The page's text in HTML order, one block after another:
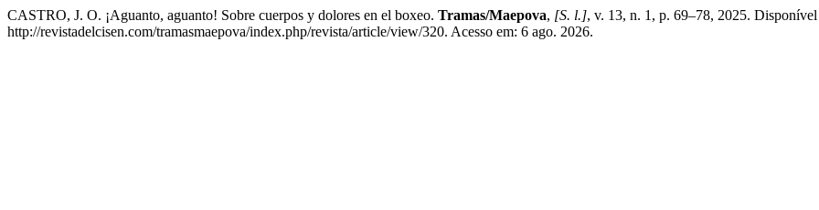
CASTRO, J. O. ¡Aguanto, aguanto! Sobre cuerpos y dolores en el boxeo. Tramas/Maepova, [S. l.], v. 13, n. 1, p. 69–78, 2025. Disponível
http://revistadelcisen.com/tramasmaepova/index.php/revista/article/view/320. Acesso em: 6 ago. 2026.